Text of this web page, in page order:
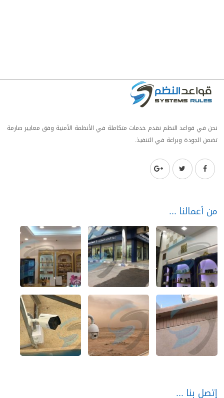
نحن في قواعد النظم نقدم خدمات متكاملة في الأنظمة الأمنية وفق معايير صارمة
تضمن الجودة وبراعة في التنفيذ.
من أعمالنا
إتصل بنا